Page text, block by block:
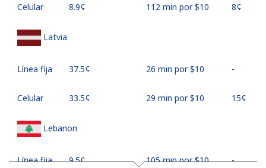
Celular ⁦8.9¢⁩ 112 min por ⁦$10⁩ ⁦8¢⁩
Latvia
Línea fija ⁦37.5¢⁩ 26 min por ⁦$10⁩ -
Celular ⁦33.5¢⁩ 29 min por ⁦$10⁩ ⁦15¢⁩
Lebanon
Línea fija ⁦9.5¢⁩ 105 min por ⁦$10⁩ -